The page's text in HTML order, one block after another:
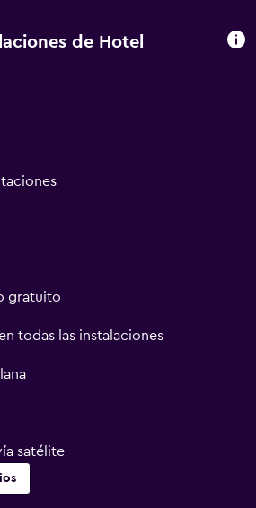
de Hotel
gratuito
todas las instalaciones
satélite